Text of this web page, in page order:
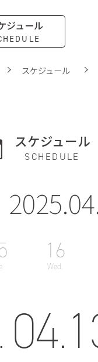
ジュール
スケジュール
スケジュール
SCHEDULE
16
Wed.
04.